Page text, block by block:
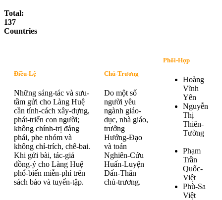
Total:
137
Countries
Điều-Lệ
Những sáng-tác và sưu-
tầm gửi cho Làng Huệ
cần tính-cách xây-dựng,
phát-triển con người;
không chính-trị đảng
phái, phe nhóm và
không chỉ-trích, chê-bai.
Khi gửi bài, tác-giả
đồng-ý cho Làng Huệ
phổ-biến miễn-phí trên
sách báo và tuyển-tập.
Chủ-Trương
Do một số
người yêu
ngành giáo-
dục, nhà giáo,
trưởng
Hướng-Đạo
và toán
Nghiên-Cứu
Huấn-Luyện
Dấn-Thân
chủ-trương.
Phối-Hợp
Hoàng
Vĩnh
Yên
Nguyễn
Thị
Thiên-
Tường
Phạm
Trần
Quốc-
Việt
Phù-Sa
Việt